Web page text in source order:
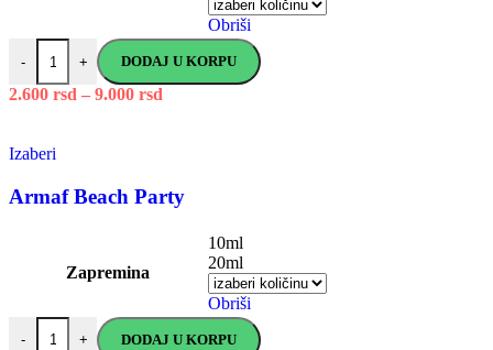
Obriši
- + DODAJ U KORPU
2.600 rsd – 9.000 rsd
Izaberi
Armaf Beach Party
Zapremina
10ml
20ml
Obriši
- + DODAJ U KORPU